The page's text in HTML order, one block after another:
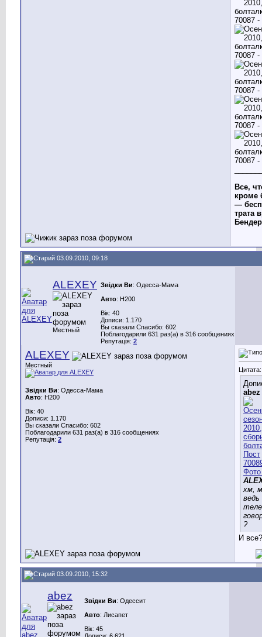
Все,
кроме
—
трата
03.09.2010, 09:18
ALEXEY
Местный
Звідки Ви: Одесса-Мама
Авто: H200
Вік: 40
Дописи: 1.170
Вы сказали Спасибо: 602
Поблагодарили 631 раз(а) в 316 сообщениях
Репутація: 2
ALEXEY
Местный
Звідки Ви: Одесса-Мама
Авто: H200
Вік: 40
Дописи: 1.170
Вы сказали Спасибо: 602
Поблагодарили 631 раз(а) в 316 сообщениях
Репутація: 2
Цитата:
abez
хм,
ведь
?
И
03.09.2010, 15:32
abez Звідки Ви: Одессит
Авто: Лисапет
Вік: 45
Дописи: 6.621